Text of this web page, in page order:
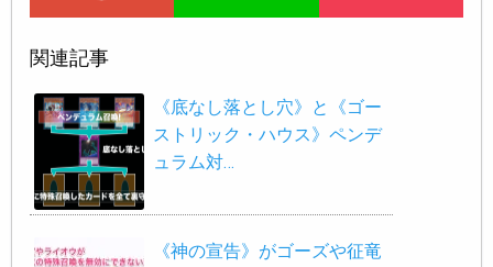
関連記事
《底なし落とし穴》と《ゴー
ストリック・ハウス》ペンデ
ュラム対…
《神の宣告》がゴーズや征竜